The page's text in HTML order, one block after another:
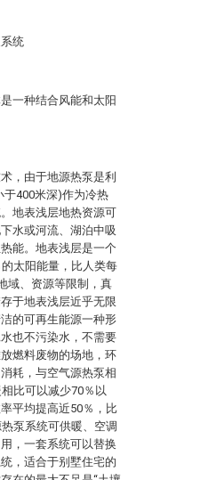
统
一种结合风能和太阳
，由于地源热泵是利
于400米深)作为冷热
地表浅层地热资源可
水或河流、湖泊中吸
能。地表浅层是一个
太阳能量，比人类每
域、资源等限制，真
于地表浅层近乎无限
的可再生能源一种形
也不污染水，不需要
燃料废物的场地，环
耗，与空气源热泵相
比可以减少70％以
平均提高近50％，比
泵系统可供暖、空调
，一套系统可以替换
，适合于别墅住宅的